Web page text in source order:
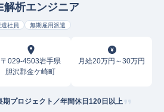
解析エンジニア
遣社員 無期雇用派遣
〒029-4503岩手県
胆沢郡金ケ崎町
月給20万円～30万円
期プロジェクト／年間休日120日以上